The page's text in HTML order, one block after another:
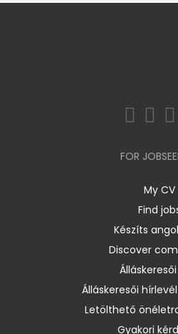
FOR
My CV
Find
Készíts
Discover
Álláskeresői
Letölthető
Gyakori